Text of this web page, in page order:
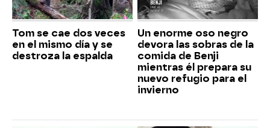
Tom se cae dos veces
en el mismo día y se
destroza la espalda
Un enorme oso negro
devora las sobras de la
comida de Benji
mientras él prepara su
nuevo refugio para el
invierno